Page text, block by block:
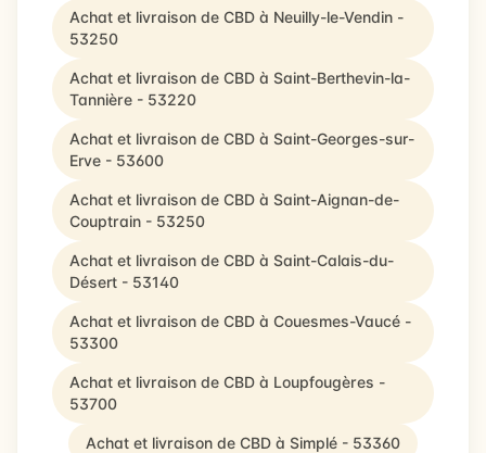
Achat et livraison de CBD à Neuilly-le-Vendin -
53250
Achat et livraison de CBD à Saint-Berthevin-la-
Tannière - 53220
Achat et livraison de CBD à Saint-Georges-sur-
Erve - 53600
Achat et livraison de CBD à Saint-Aignan-de-
Couptrain - 53250
Achat et livraison de CBD à Saint-Calais-du-
Désert - 53140
Achat et livraison de CBD à Couesmes-Vaucé -
53300
Achat et livraison de CBD à Loupfougères -
53700
Achat et livraison de CBD à Simplé - 53360